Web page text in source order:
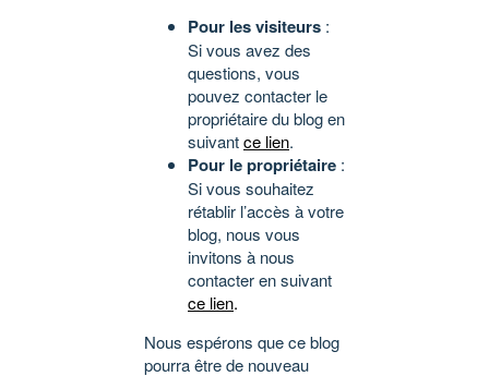
Pour les visiteurs :
Si vous avez des
questions, vous
pouvez contacter le
propriétaire du blog en
suivantce lien.
Pour le propriétaire :
Si vous souhaitez
rétablir l’accès à votre
blog, nous vous
invitons à nous
contacter en suivant
ce lien.
Nous espérons que ce blog
pourra être de nouveau